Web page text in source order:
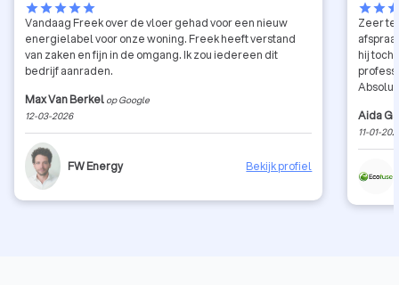
starstarstarstarstar
Vandaag Freek over de vloer gehad voor een nieuw
energielabel voor onze woning. Freek heeft verstand
van zaken en fijn in de omgang. Ik zou iedereen dit
bedrijf aanraden.
Max Van Berkel op Google
12-03-2026
FW Energy Bekijk profiel
starstar
Zeer
hij toch
Aida
11-01-